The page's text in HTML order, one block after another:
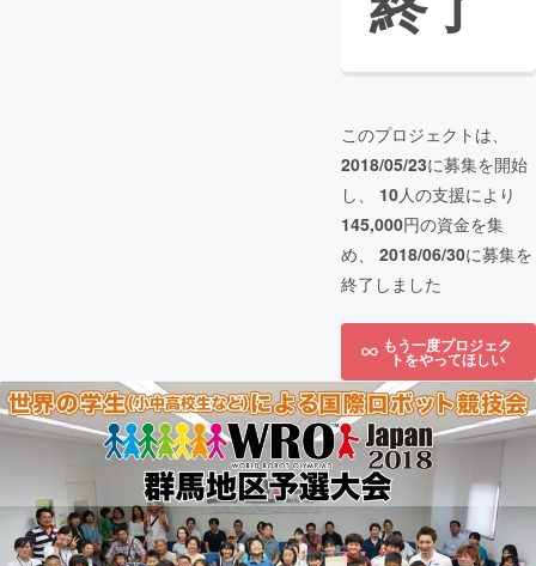
このプロジェクトは、
2018/05/23に募集を開始
し、 10人の支援により
145,000円の資金を集
め、 2018/06/30に募集を
終了しました
もう一度プロジェク
トをやってほしい